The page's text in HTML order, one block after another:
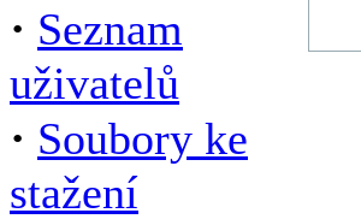
· Seznam
uživatelů
· Soubory ke
stažení